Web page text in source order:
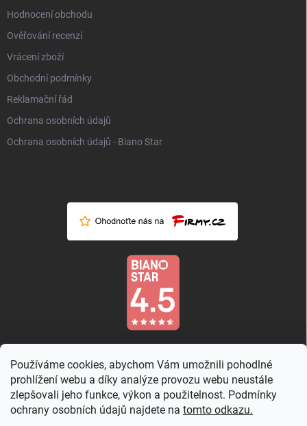
Používáme cookies, abychom Vám umožnili pohodlné
prohlížení webu a díky analýze provozu webu neustále
zlepšovali jeho funkce, výkon a použitelnost. Podmínky
ochrany osobních údajů najdete na tomto odkazu.
Hodnocení obchodu
Ověřování recenzí
Vrácení zboží
Obchodní podmínky
Reklamační řád
Ochrana osobních údajů
Ochrana osobních údajů - Biano Star